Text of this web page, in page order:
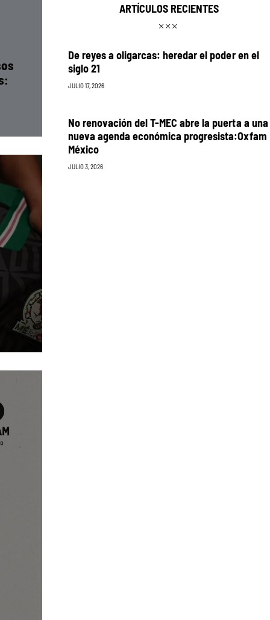
ARTÍCULOS RECIENTES
De reyes a oligarcas: heredar el poder en el
siglo 21
JULIO 17, 2026
No renovación del T-MEC abre la puerta a una
nueva agenda económica progresista:Oxfam
México
JULIO 3, 2026